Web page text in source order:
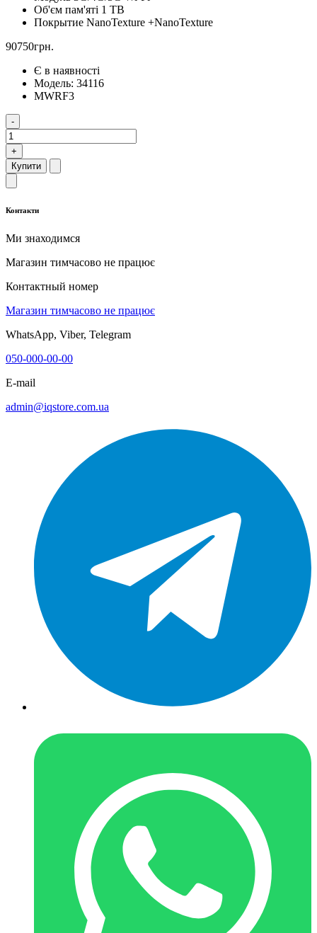
Об'єм пам'яті 1 TB
Покрытие NanoTexture +NanoTexture
90750грн.
Є в наявності
Модель: 34116
MWRF3
-
+
Купити
Контакти
Ми знаходимся
Магазин тимчасово не працює
Контактный номер
Магазин тимчасово не працює
WhatsApp, Viber, Telegram
050-000-00-00
E-mail
admin@iqstore.com.ua